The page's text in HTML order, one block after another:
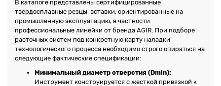
В каталоге представлены сертифицированные
твердосплавные резцы-вставки, ориентированные на
промышленную эксплуатацию, в частности
профессиональные линейки от бренда AGIR. При подборе
расточных систем под конкретную карту наладки
технологического процесса необходимо строго опираться на
следующие фактические спецификации:
Минимальный диаметр отверстия (Dmin):
Инструмент конструируется с жесткой привязкой к